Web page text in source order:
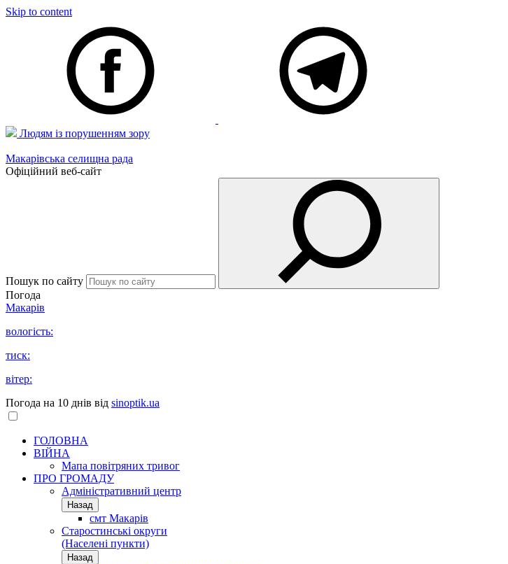
Skip to content
Людям із порушенням зору
Макарівська селищна рада
Офіційний веб-сайт
Пошук по сайту
Погода
Макарів
вологість:
тиск:
вітер:
Погода на 10 днів від sinoptik.ua
ГОЛОВНА
ВІЙНА
Мапа повітряних тривог
ПРО ГРОМАДУ
Aдміністративний центр
Назад
смт Макарів
Старостинські округи
(Населені пункти)
Назад